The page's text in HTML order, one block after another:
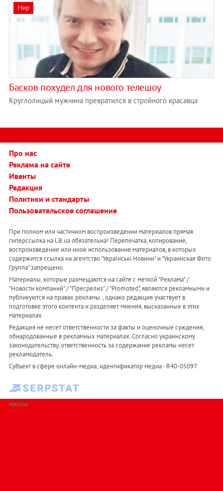
Мир
Басков похудел для нового телешоу
Круглолицый мужчина превратился в стройного красавца
Про нас
Реклама на сайте
Ивенты
Редакция
Политики и стандарты
Пользовательское соглашение
При полном или частичном воспроизведении материалов прямая
гиперссылка на LB.ua обязательна! Перепечатка, копирование,
воспроизведение или иное использование материалов, в которых
содержится ссылка на агентство "Українськi Новини" и "Украинская Фото
Группа" запрещено.
Материалы, которые размещаются на сайте с меткой "Реклама" /
"Новости компаний" / "Пресрелиз" / "Promoted", являются рекламными и
публикуются на правах рекламы. , однако редакция участвует в
подготовке этого контента и разделяет мнения, высказанные в этих
материалах.
Редакция не несет ответственности за факты и оценочные суждения,
обнародованные в рекламных материалах. Согласно украинскому
законодательству, ответственность за содержание рекламы несет
рекламодатель.
Субъект в сфере онлайн-медиа; идентификатор медиа - R40-05097
РЕКЛАМА